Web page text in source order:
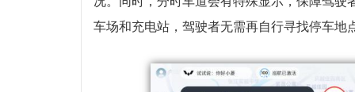
车场和充电站，驾驶者无需再自行寻找停车地